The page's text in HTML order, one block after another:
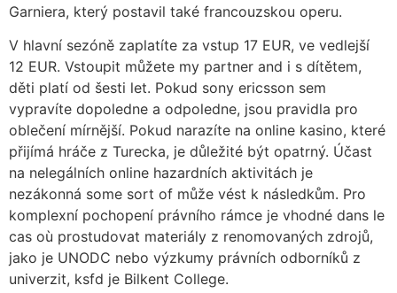
Garniera, který postavil také francouzskou operu.
V hlavní sezóně zaplatíte za vstup 17 EUR, ve vedlejší
12 EUR. Vstoupit můžete my partner and i s dítětem,
děti platí od šesti let. Pokud sony ericsson sem
vypravíte dopoledne a odpoledne, jsou pravidla pro
oblečení mírnější. Pokud narazíte na online kasino, které
přijímá hráče z Turecka, je důležité být opatrný. Účast
na nelegálních online hazardních aktivitách je
nezákonná some sort of může vést k následkům. Pro
komplexní pochopení právního rámce je vhodné dans le
cas où prostudovat materiály z renomovaných zdrojů,
jako je UNODC nebo výzkumy právních odborníků z
univerzit, ksfd je Bilkent College.